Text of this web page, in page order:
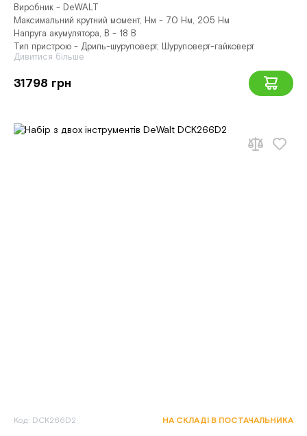
Виробник - DeWALT
Максимальний крутний момент, Нм - 70 Нм, 205 Нм
Напруга акумулятора, В - 18 В
Тип пристрою - Дриль-шуруповерт, Шуруповерт-гайковерт
Дивитися більше
31798 грн
Код: DCK266D2 НА СКЛАДІ В ПОСТАЧАЛЬНИКА